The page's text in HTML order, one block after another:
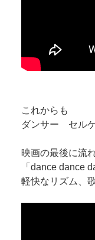
これからも
ダンサー セルゲ
映画の最後に流
「dance dance
軽快なリズム、